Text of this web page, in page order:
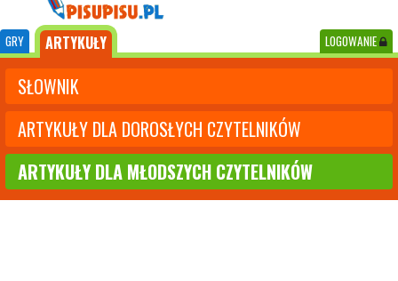
GRY ARTYKUŁY LOGOWANIE
SŁOWNIK
ARTYKUŁY DLA DOROSŁYCH CZYTELNIKÓW
ARTYKUŁY DLA MŁODSZYCH CZYTELNIKÓW